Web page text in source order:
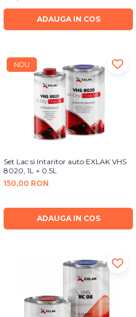
ADAUGA IN COS
NOU
Set Lac si Intaritor auto EXLAK VHS
8020, 1L + 0.5L
150,00 RON
ADAUGA IN COS